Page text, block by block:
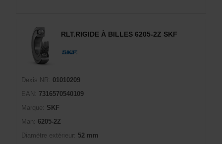
RLT.RIGIDE À BILLES 6205-2Z SKF
Dexis NR:
01010209
EAN:
7316570540109
Marque:
SKF
Man:
6205-2Z
Diamètre extérieur: 52 mm